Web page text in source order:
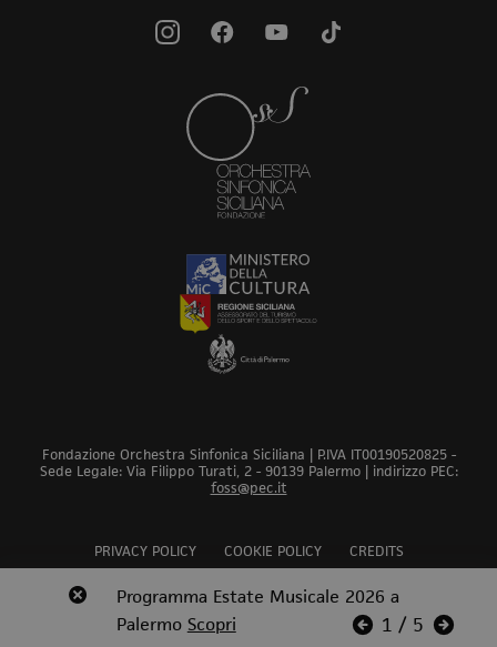
Revoca bando audizioni 2026Scopri
Programma Estate Musicale 2026 a
Palermo Scopri
Scopri
Scopri
Scopri
Scopri
Scopri
1 / 5
Fondazione Orchestra Sinfonica Siciliana | P.IVA IT00190520825 -
Sede Legale: Via Filippo Turati, 2 - 90139 Palermo | indirizzo PEC:
foss@pec.it
PRIVACY POLICY COOKIE POLICY CREDITS